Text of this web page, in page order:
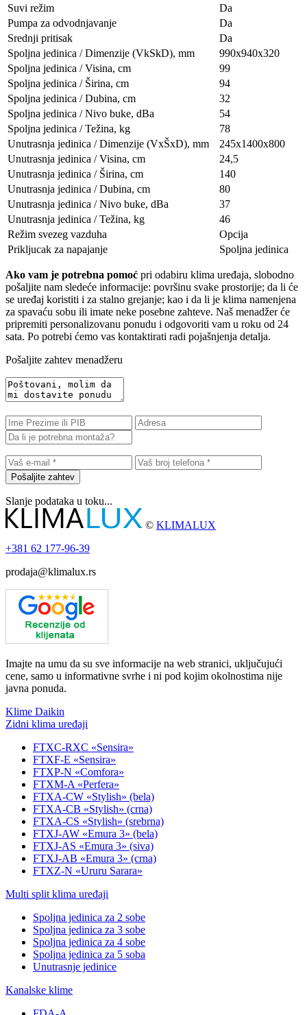
Suvi režim
Da
Pumpa za odvodnjavanje
Da
Srednji pritisak
Da
Spoljna jedinica / Dimenzije (VkSkD), mm
990x940x320
Spoljna jedinica / Visina, сm
99
Spoljna jedinica / Širina, сm
94
Spoljna jedinica / Dubina, сm
32
Spoljna jedinica / Nivo buke, dBa
54
Spoljna jedinica / Težina, kg
78
Unutrasnja jedinica / Dimenzije (VxŠxD), mm
245x1400x800
Unutrasnja jedinica / Visina, сm
24,5
Unutrasnja jedinica / Širina, сm
140
Unutrasnja jedinica / Dubina, сm
80
Unutrasnja jedinica / Nivo buke, dBa
37
Unutrasnja jedinica / Težina, kg
46
Režim svezeg vazduha
Opcija
Prikljucak za napajanje
Spoljna jedinica
Ako vam je potrebna pomoć pri odabiru klima uređaja, slobodno
pošaljite nam sledeće informacije: površinu svake prostorije; da li će
se uređaj koristiti i za stalno grejanje; kao i da li je klima namenjena
za spavaću sobu ili imate neke posebne zahteve. Naš menadžer će
pripremiti personalizovanu ponudu i odgovoriti vam u roku od 24
sata. Po potrebi ćemo vas kontaktirati radi pojašnjenja detalja.
Pošaljite zahtev menadžeru
Pošaljite zahtev
Slanje podataka u toku...
© KLIMALUX
+381 62 177-96-39
prodaja@klimalux.rs
Imajte na umu da su sve informacije na web stranici, uključujući
cene, samo u informativne svrhe i ni pod kojim okolnostima nije
javna ponuda.
Klime Daikin
Zidni klima uređaji
FTXC-RXC «Sensira»
FTXF-E «Sensira»
FTXP-N «Comfora»
FTXM-A «Perfera»
FTXA-CW «Stylish» (bela)
FTXA-CB «Stylish» (crna)
FTXA-CS «Stylish» (srebrna)
FTXJ-AW «Emura 3» (bela)
FTXJ-AS «Emura 3» (siva)
FTXJ-AB «Emura 3» (crna)
FTXZ-N «Ururu Sarara»
Multi split klima uređaji
Spoljna jedinica za 2 sobe
Spoljna jedinica za 3 sobe
Spoljna jedinica za 4 sobe
Spoljna jedinica za 5 soba
Unutrasnje jedinice
Kanalske klime